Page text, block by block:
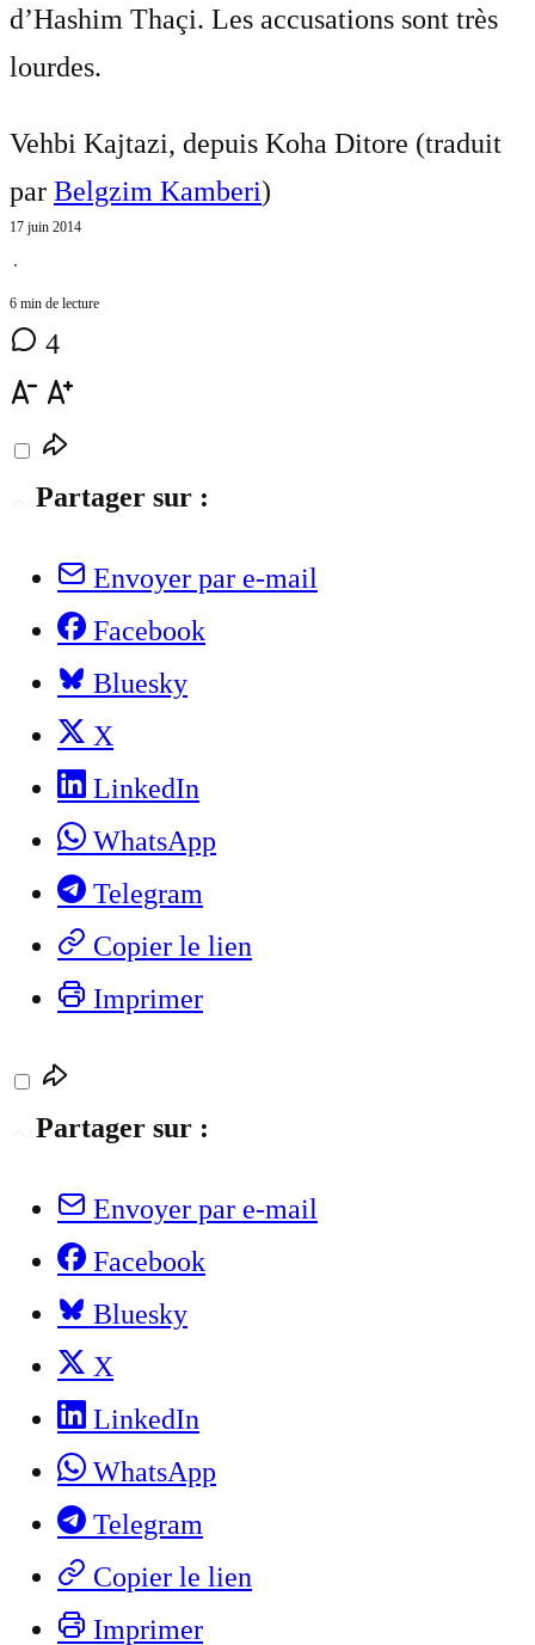
d’Hashim Thaçi. Les accusations sont très
lourdes.
Vehbi Kajtazi, depuis Koha Ditore (traduit
par Belgzim Kamberi)
17 juin 2014
⋅
6 min de lecture
4
Partager sur :
Envoyer par e-mail
Facebook
Bluesky
X
LinkedIn
WhatsApp
Telegram
Copier le lien
Imprimer
Partager sur :
Envoyer par e-mail
Facebook
Bluesky
X
LinkedIn
WhatsApp
Telegram
Copier le lien
Imprimer